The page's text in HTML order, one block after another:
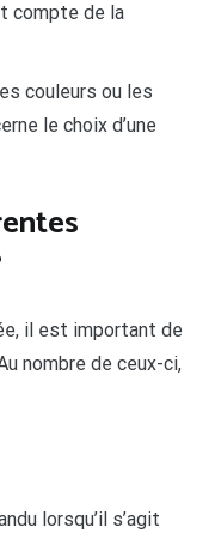
compte de la
couleurs ou les
le choix d’une
il est important de
nombre de ceux-ci,
lorsqu’il s’agit